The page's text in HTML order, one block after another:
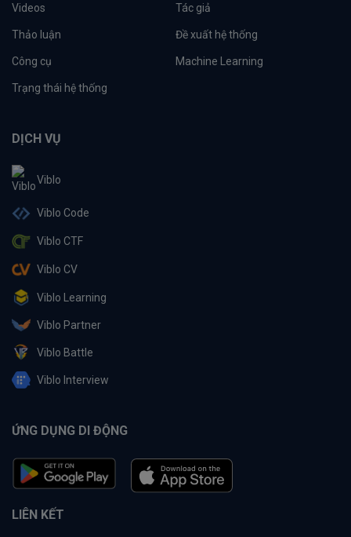
Videos Tác giả
Thảo luận Đề xuất hệ thống
Công cụ Machine Learning
Trạng thái hệ thống
DỊCH VỤ
Viblo
Viblo Code
Viblo CTF
Viblo CV
Viblo Learning
Viblo Partner
Viblo Battle
Viblo Interview
ỨNG DỤNG DI ĐỘNG
LIÊN KẾT